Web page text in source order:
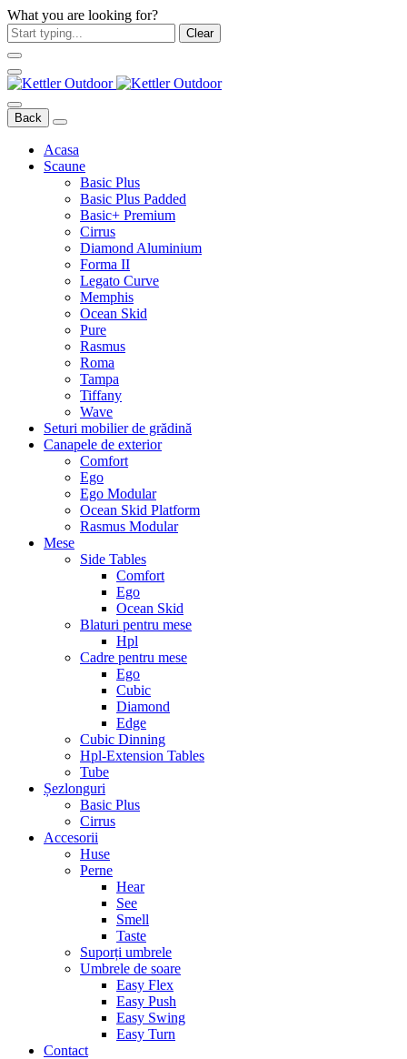
What you are looking for?
Clear
Back
Acasa
Scaune
Basic Plus
Basic Plus Padded
Basic+ Premium
Cirrus
Diamond Aluminium
Forma II
Legato Curve
Memphis
Ocean Skid
Pure
Rasmus
Roma
Tampa
Tiffany
Wave
Seturi mobilier de grădină
Canapele de exterior
Comfort
Ego
Ego Modular
Ocean Skid Platform
Rasmus Modular
Mese
Side Tables
Comfort
Ego
Ocean Skid
Blaturi pentru mese
Hpl
Cadre pentru mese
Ego
Cubic
Diamond
Edge
Cubic Dinning
Hpl-Extension Tables
Tube
Șezlonguri
Basic Plus
Cirrus
Accesorii
Huse
Perne
Hear
See
Smell
Taste
Suporți umbrele
Umbrele de soare
Easy Flex
Easy Push
Easy Swing
Easy Turn
Contact